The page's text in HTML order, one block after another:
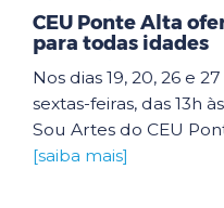
CEU Ponte Alta
para todas idades
Nos dias 19, 20, 26 e
sextas-feiras, das 13h
Sou Artes do CEU
[saiba mais]